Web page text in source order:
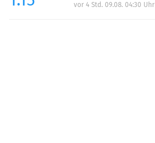
vor 4 Std. 09.08. 04:30 Uhr